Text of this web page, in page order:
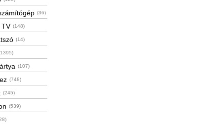
(36)
TV (148)
(14)
(107)
(748)
(245)
(539)